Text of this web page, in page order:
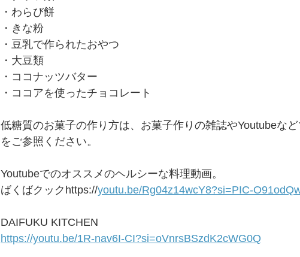
・わらび餅
・きな粉
・豆乳で作られたおやつ
・大豆類
・ココナッツバター
・ココアを使ったチョコレート
低糖質のお菓子の作り方は、お菓子作りの雑誌やYoutubeな
をご参照ください。
Youtubeでのオススメのヘルシーな料理動画。
ばくばクックhttps://youtu.be/Rg04z14wcY8?si=PIC-
DAIFUKU KITCHEN
https://youtu.be/1R-nav6I-CI?si=oVnrsBSzdK2cWG0Q